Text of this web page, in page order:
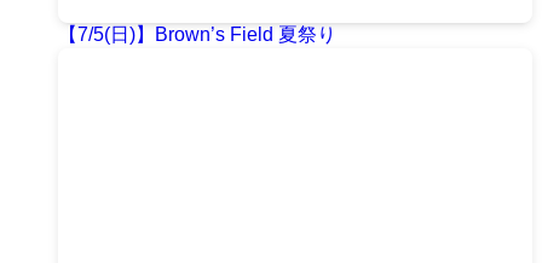
【7/5(日)】Brown’s Field 夏祭り